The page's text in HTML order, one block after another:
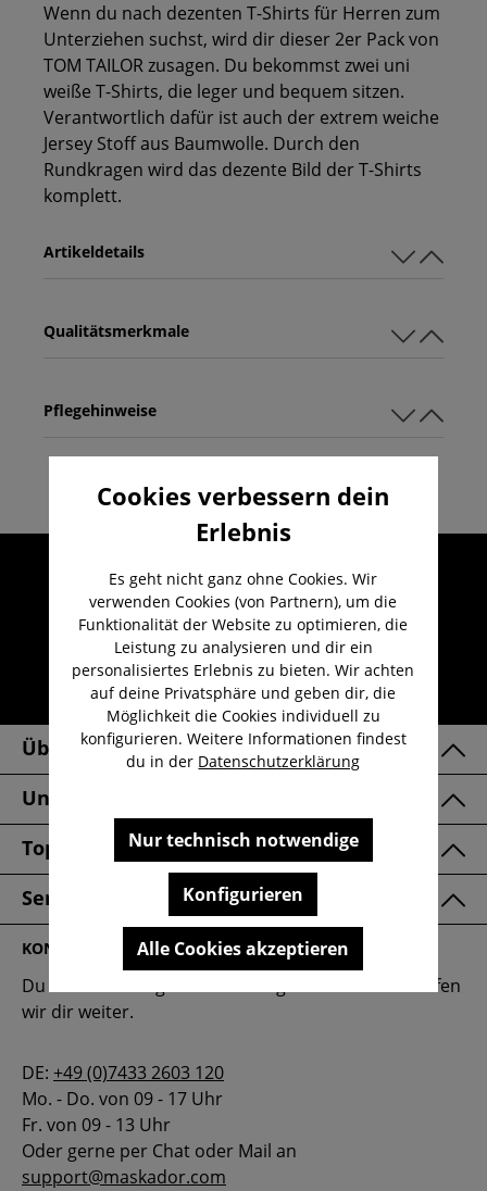
Wenn du nach dezenten T-Shirts für Herren zum
Unterziehen suchst, wird dir dieser 2er Pack von
TOM TAILOR zusagen. Du bekommst zwei uni
weiße T-Shirts, die leger und bequem sitzen.
Verantwortlich dafür ist auch der extrem weiche
Jersey Stoff aus Baumwolle. Durch den
Rundkragen wird das dezente Bild der T-Shirts
komplett.
Qualitätsmerkmale
Artikeldetails
Pflegehinweise
Kauf auf Rechnung
Kostenloser Versand ab 29,-€
Lieferzeit 1-3 Werktage
30 Tage kostenlose Retoure
Über Uns
Unsere Marken
Top Kategorien
Service & FAQ
KONTAKT
Du hast eine Frage oder benötigst Hilfe? Gerne helfen
wir dir weiter.
DE: +49 (0)7433 2603 120
Mo. - Do. von 09 - 17 Uhr
Fr. von 09 - 13 Uhr
Oder gerne per Chat oder Mail an
support@maskador.com
Cookies verbessern dein
Erlebnis
Es geht nicht ganz ohne Cookies. Wir
verwenden Cookies (von Partnern), um die
Funktionalität der Website zu optimieren, die
Leistung zu analysieren und dir ein
personalisiertes Erlebnis zu bieten. Wir achten
auf deine Privatsphäre und geben dir, die
Möglichkeit die Cookies individuell zu
konfigurieren. Weitere Informationen findest
du in der Datenschutzerklärung
Nur technisch notwendige
Konfigurieren
Alle Cookies akzeptieren